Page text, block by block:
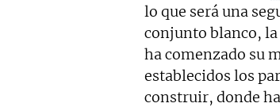
lo que será una
conjunto blanco,
ha comenzado su
establecidos los
construir, donde